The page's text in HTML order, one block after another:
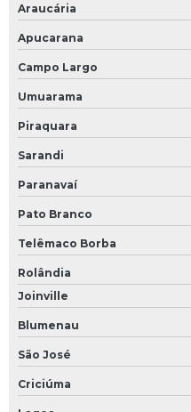
Araucária
Apucarana
Campo Largo
Umuarama
Piraquara
Sarandi
Paranavaí
Pato Branco
Telêmaco Borba
Rolândia
Joinville
Blumenau
São José
Criciúma